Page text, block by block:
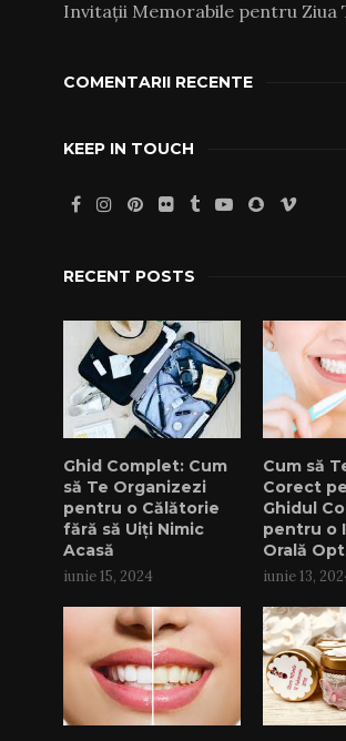
Invitații Memorabile pentru Ziua
COMENTARII RECENTE
KEEP IN TOUCH
RECENT POSTS
Ghid Complet: Cum
să Te Organizezi
pentru o Călătorie
fără să Uiți Nimic
Acasă
iunie 15, 2024
Cum să
Corect
Ghidul
pentru o
Orală
iunie 13,